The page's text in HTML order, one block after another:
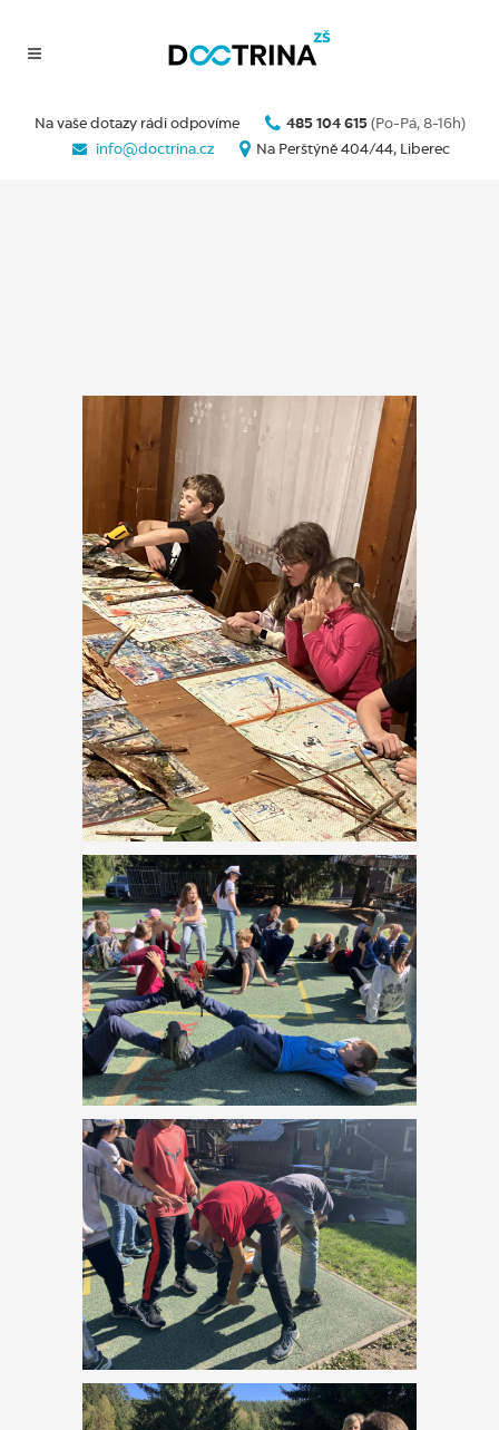
Na vaše dotazy rádi odpovíme 485 104 615 (Po-Pá, 8-16h)
info@doctrina.cz
Na Perštýně 404/44, Liberec